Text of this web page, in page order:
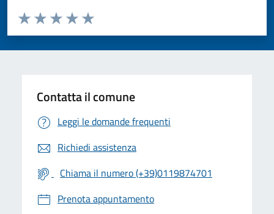
Valuta da 1 a 5 stelle la pagina
Valuta 5 stelle su 5
Valuta 4 stelle su 5
Valuta 3 stelle su 5
Valuta 2 stelle su 5
Valuta 1 stelle su 5
Contatta il comune
Leggi le domande frequenti
Richiedi assistenza
Chiama il numero (+39)0119874701
Prenota appuntamento